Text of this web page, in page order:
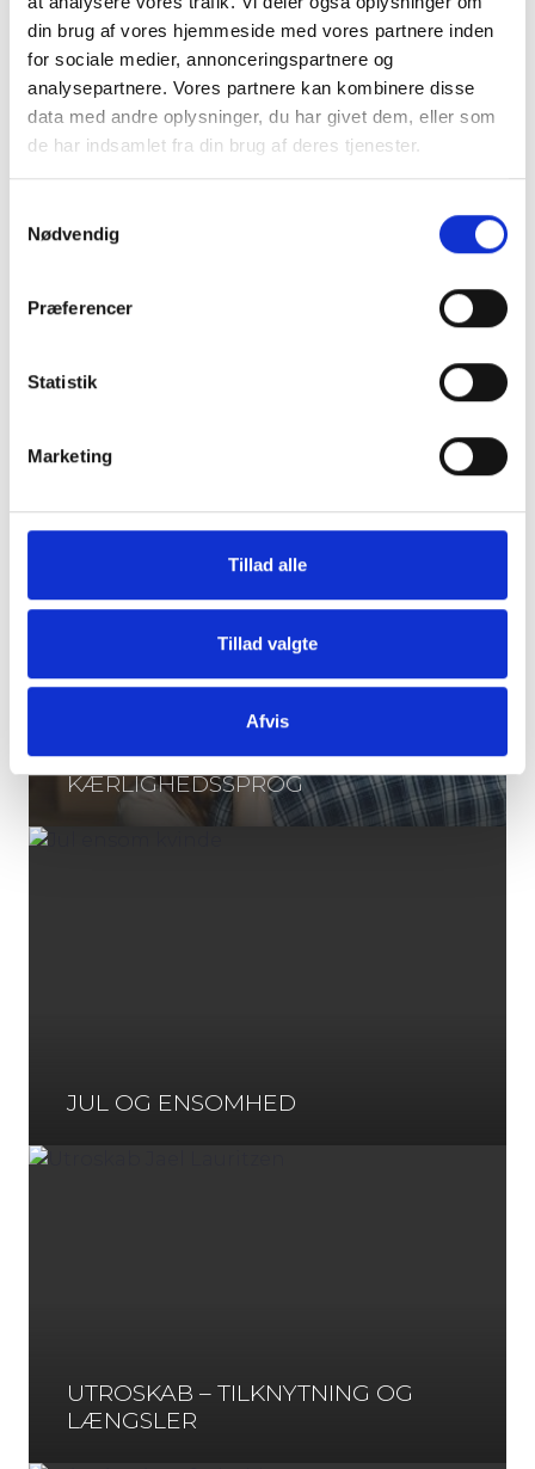
din brug af vores hjemmeside med vores partnere inden
for sociale medier, annonceringspartnere og
analysepartnere. Vores partnere kan kombinere disse
data med andre oplysninger, du har givet dem, eller som
de har indsamlet fra din brug af deres tjenester.
Nødvendig
Præferencer
Statistik
Marketing
Tillad alle
Tillad valgte
Afvis
PARFORHOLD MED ADHD ELLER
ADD
UTROSKAB FÅ HJÆLP
KÆRLIGHEDSSPROG
JUL OG ENSOMHED
UTROSKAB – TILKNYTNING OG
LÆNGSLER